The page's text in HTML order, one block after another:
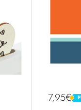
7,95€